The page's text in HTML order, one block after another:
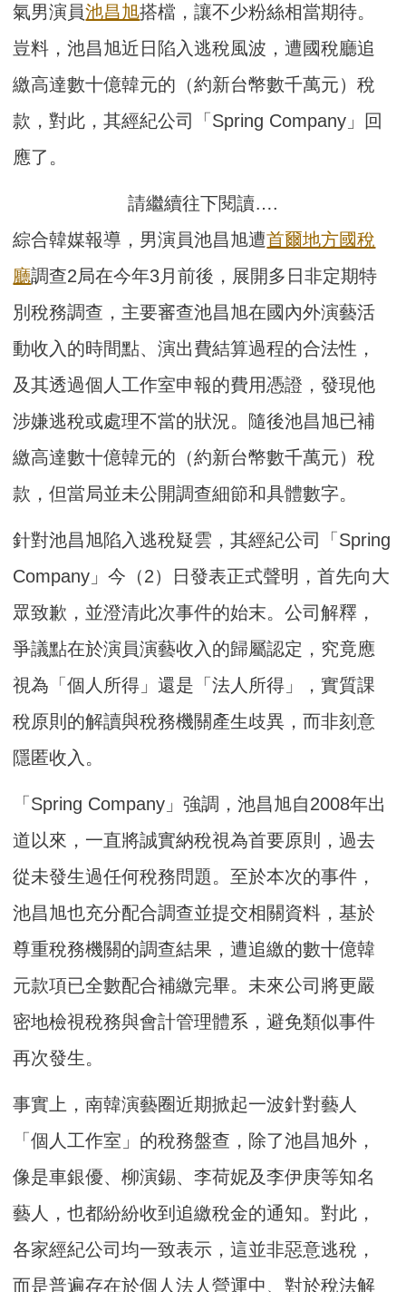
氣男演員池昌旭搭檔，讓不少粉絲相當期待。
豈料，池昌旭近日陷入逃稅風波，遭國稅廳追
繳高達數十億韓元的（約新台幣數千萬元）稅
款，對此，其經紀公司「Spring Company」回
應了。
請繼續往下閱讀….
綜合韓媒報導，男演員池昌旭遭首爾地方國稅
廳調查2局在今年3月前後，展開多日非定期特
別稅務調查，主要審查池昌旭在國內外演藝活
動收入的時間點、演出費結算過程的合法性，
及其透過個人工作室申報的費用憑證，發現他
涉嫌逃稅或處理不當的狀況。隨後池昌旭已補
繳高達數十億韓元的（約新台幣數千萬元）稅
款，但當局並未公開調查細節和具體數字。
針對池昌旭陷入逃稅疑雲，其經紀公司「Spring
Company」今（2）日發表正式聲明，首先向大
眾致歉，並澄清此次事件的始末。公司解釋，
爭議點在於演員演藝收入的歸屬認定，究竟應
視為「個人所得」還是「法人所得」，實質課
稅原則的解讀與稅務機關產生歧異，而非刻意
隱匿收入。
「Spring Company」強調，池昌旭自2008年出
道以來，一直將誠實納稅視為首要原則，過去
從未發生過任何稅務問題。至於本次的事件，
池昌旭也充分配合調查並提交相關資料，基於
尊重稅務機關的調查結果，遭追繳的數十億韓
元款項已全數配合補繳完畢。未來公司將更嚴
密地檢視稅務與會計管理體系，避免類似事件
再次發生。
事實上，南韓演藝圈近期掀起一波針對藝人
「個人工作室」的稅務盤查，除了池昌旭外，
像是車銀優、柳演錫、李荷妮及李伊庚等知名
藝人，也都紛紛收到追繳稅金的通知。對此，
各家經紀公司均一致表示，這並非惡意逃稅，
而是普遍存在於個人法人營運中、對於稅法解